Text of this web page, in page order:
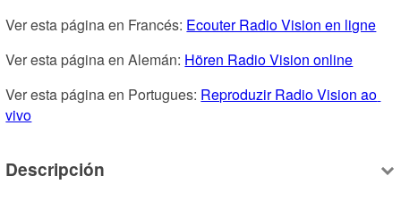
Ver esta página en Francés: Ecouter Radio Vision en ligne
Ver esta página en Alemán: Hören Radio Vision online
Ver esta página en Portugues: Reproduzir Radio Vision ao
vivo
Descripción